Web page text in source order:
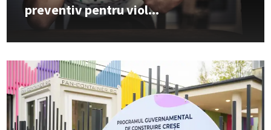
preventiv pentru viol...